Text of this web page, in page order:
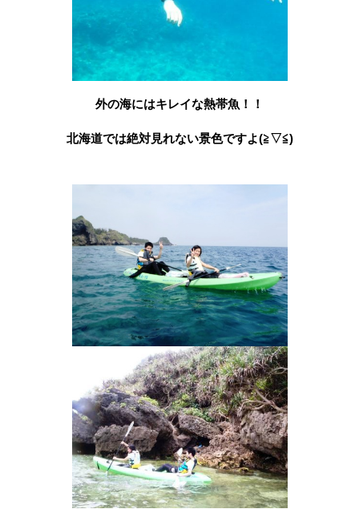
外の海にはキレイな熱帯魚！！
北海道では絶対見れない景色ですよ(≧▽≦)